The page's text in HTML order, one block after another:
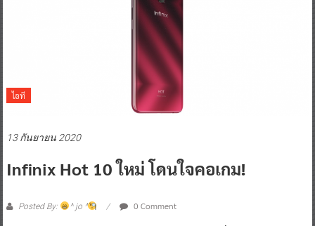
ไอที
13 กันยายน 2020
Infinix Hot 10 ใหม่ โดนใจคอเกม!
Posted By: ^ jo ^ 0 Comment